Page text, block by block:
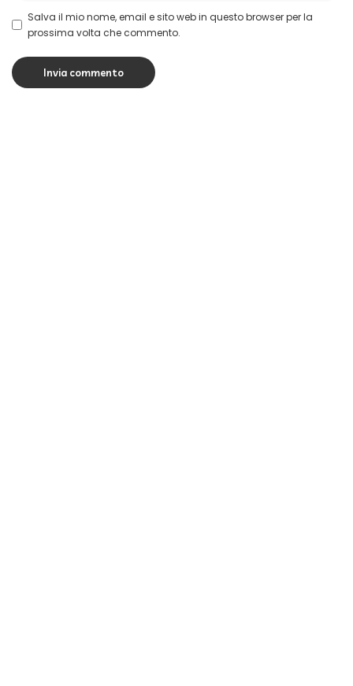
Salva il mio nome, email e sito web in questo browser per la
prossima volta che commento.